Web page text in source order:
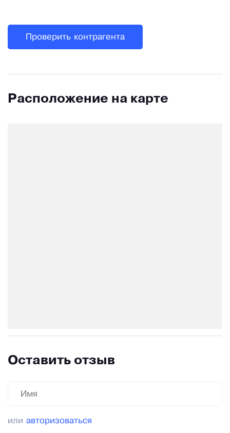
Проверить контрагента
Расположение на карте
Оставить отзыв
или авторизоваться